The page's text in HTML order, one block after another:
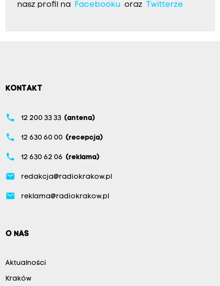
nasz profil na
Facebookuoraz Twitterze
KONTAKT
phone 12 200 33 33 (antena)
phone 12 630 60 00 (recepcja)
phone 12 630 62 06 (reklama)
email redakcja@radiokrakow.pl
email reklama@radiokrakow.pl
O NAS
Aktualności
Kraków